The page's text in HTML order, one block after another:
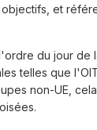
et
du jour de
telles que
non-UE,